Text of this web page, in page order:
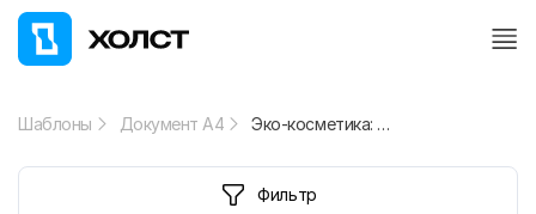
Шаблоны Документ А4 Эко-косметика: Ручная Работа – Привлекательный Рекламный Флаер
Фильтр